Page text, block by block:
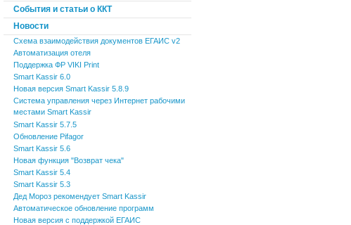
События и статьи о ККТ
Новости
Схема взаимодействия документов ЕГАИС v2
Автоматизация отеля
Поддержка ФР VIKI Print
Smart Kassir 6.0
Новая версия Smart Kassir 5.8.9
Система управления через Интернет рабочими
местами Smart Kassir
Smart Kassir 5.7.5
Обновление Pifagor
Smart Kassir 5.6
Новая функция "Возврат чека"
Smart Kassir 5.4
Smart Kassir 5.3
Дед Мороз рекомендует Smart Kassir
Автоматическое обновление программ
Новая версия с поддержкой ЕГАИС